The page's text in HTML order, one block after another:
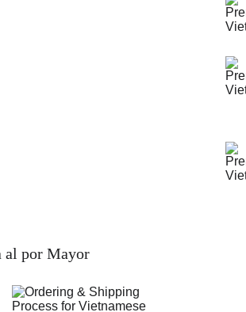
al por Mayor